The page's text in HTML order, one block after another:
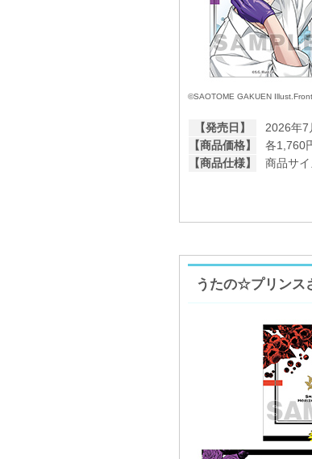
©SAOTOME GAKUEN
【発売日】
2026年7
【商品価格】
各1,760
【商品仕様】
商品サ
うたの☆プリンス